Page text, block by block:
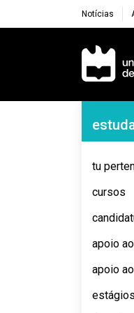
Notícias
Navegação
tu
cursos
apoio
apoio